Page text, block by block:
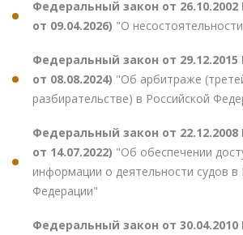
Федеральный закон от
от 09.04.2026) "О
Федеральный закон от
от 08.08.2024) "Об арбитраже
разбирательстве) в Российской
Федеральный закон от
от 14.07.2022) "Об обеспечении
информации о деятельности судов в
Федерации"
Федеральный закон от